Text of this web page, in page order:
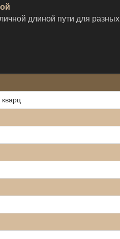
длиной пути для разных